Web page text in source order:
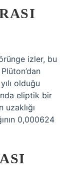
izler, bu
olduğu
eliptik bir
uzaklığı
0,000624